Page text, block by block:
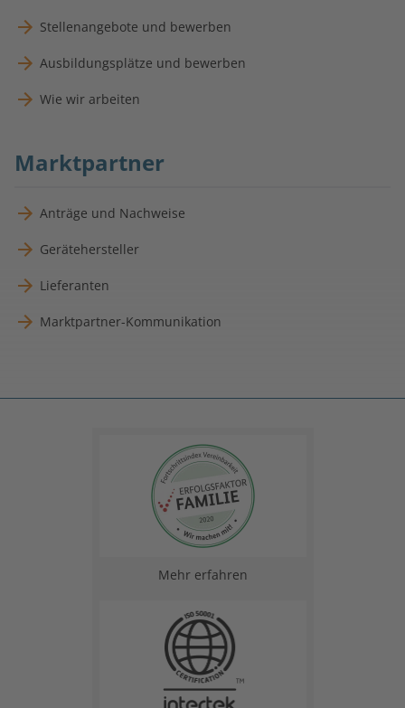
Stellenangebote und bewerben
Ausbildungsplätze und bewerben
Wie wir arbeiten
Marktpartner
Anträge und Nachweise
Gerätehersteller
Lieferanten
Marktpartner-Kommunikation
Mehr erfahren